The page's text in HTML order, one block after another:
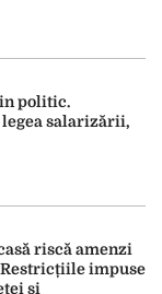
politic.
salarizării,
riscă amenzi
Restricțiile impuse
și